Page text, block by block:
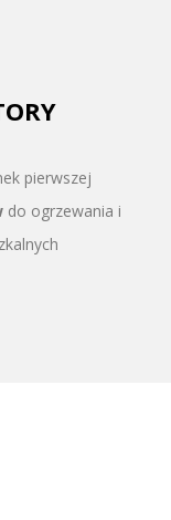
pierwszej
do ogrzewania i